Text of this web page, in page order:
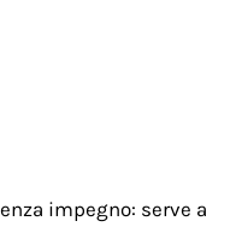
impegno: serve a